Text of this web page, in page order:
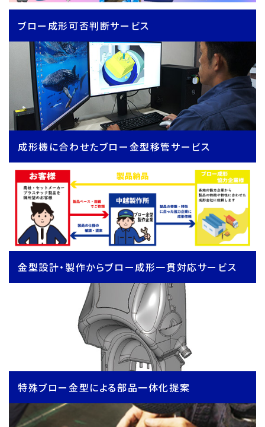
ブロー成形可否判断サービス
成形機に合わせたブロー金型移管サービス
金型設計・製作からブロー成形一貫対応サービス
特殊ブロー金型による部品一体化提案